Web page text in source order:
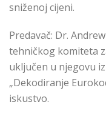
sniženoj cijeni.
Predavač: Dr.
tehničkog komiteta
uključen u njegovu
„Dekodiranje
iskustvo.